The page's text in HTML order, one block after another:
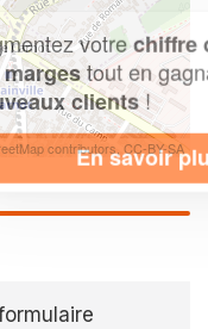
contributors, CC-BY-SA
d'affaireset
gagnant de
!
plus